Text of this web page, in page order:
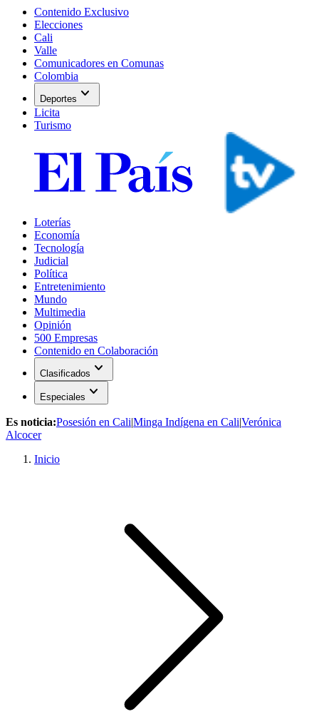
Contenido Exclusivo
Elecciones
Cali
Valle
Comunicadores en Comunas
Colombia
Deportes expand_more
Licita
Turismo
Loterías
Economía
Tecnología
Judicial
Política
Entretenimiento
Mundo
Multimedia
Opinión
500 Empresas
Contenido en Colaboración
Clasificados expand_more
Especiales expand_more
Es noticia:Posesión en Cali|Minga Indígena en Cali|Verónica
Alcocer
Inicio